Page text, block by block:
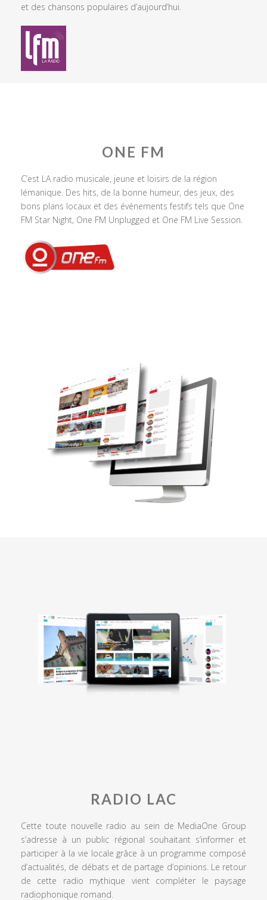
et des chansons populaires d’aujourd’hui.
ONE FM
C’est LA radio musicale, jeune et loisirs de la région
lémanique. Des hits, de la bonne humeur, des jeux, des
bons plans locaux et des événements festifs tels que One
FM Star Night, One FM Unplugged et One FM Live Session.
RADIO LAC
Cette toute nouvelle radio au sein de MediaOne Group
s’adresse à un public régional souhaitant s’informer et
participer à la vie locale grâce à un programme composé
d’actualités, de débats et de partage d’opinions. Le retour
de cette radio mythique vient compléter le paysage
radiophonique romand.